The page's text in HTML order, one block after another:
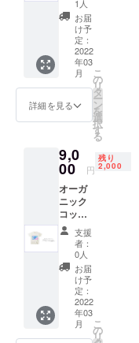
るものに関
わる全ての
人が幸せに
なれるよう
Padma
Design inc.
では、国内
外の自社、
提携工場に
て独自の生
産体制を整
え、高品質
で少量生産
の可能な無
駄のない生
産を行って
量で使
いやす
い大き
さで
す。
＋ 限定
ステッ
カー（1
枚 / 3種
類入
り）
1人
お届
け予
定：
2022
年03
月
詳細を見る
こ
の
リ
タ
ー
ン
を
選
択
す
る
9,0
00 円
残り
2,000
オーガ
ニック
コット
ン 限定
Tシャツ
支援
者：
0人
お届
け予
定：
2022
年03
月
こ
の
リ